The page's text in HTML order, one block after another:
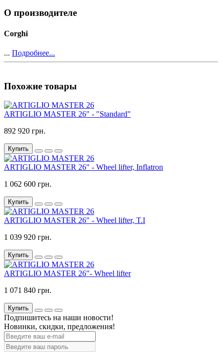
О производителе
Corghi
... Подробнее...
Похожие товары
ARTIGLIO MASTER 26" - "Standard"
892 920 грн.
Купить
ARTIGLIO MASTER 26" - Wheel lifter, Inflatron
1 062 600 грн.
Купить
ARTIGLIO MASTER 26" - Wheel lifter, T.I
1 039 920 грн.
Купить
ARTIGLIO MASTER 26"- Wheel lifter
1 071 840 грн.
Купить
Подпишитесь на наши новости!
Новинки, скидки, предложения!